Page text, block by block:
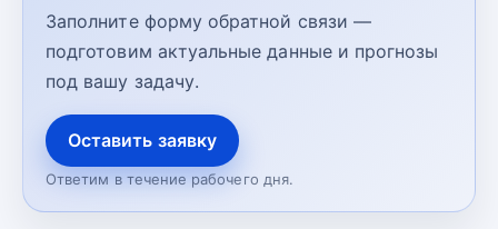
Заполните форму обратной связи —
подготовим актуальные данные и прогнозы
под вашу задачу.
Оставить заявку
Ответим в течение рабочего дня.